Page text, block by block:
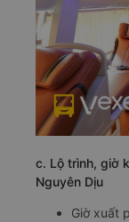
c. Lộ trình, giờ
Nguyên Dịu
Giờ xuất